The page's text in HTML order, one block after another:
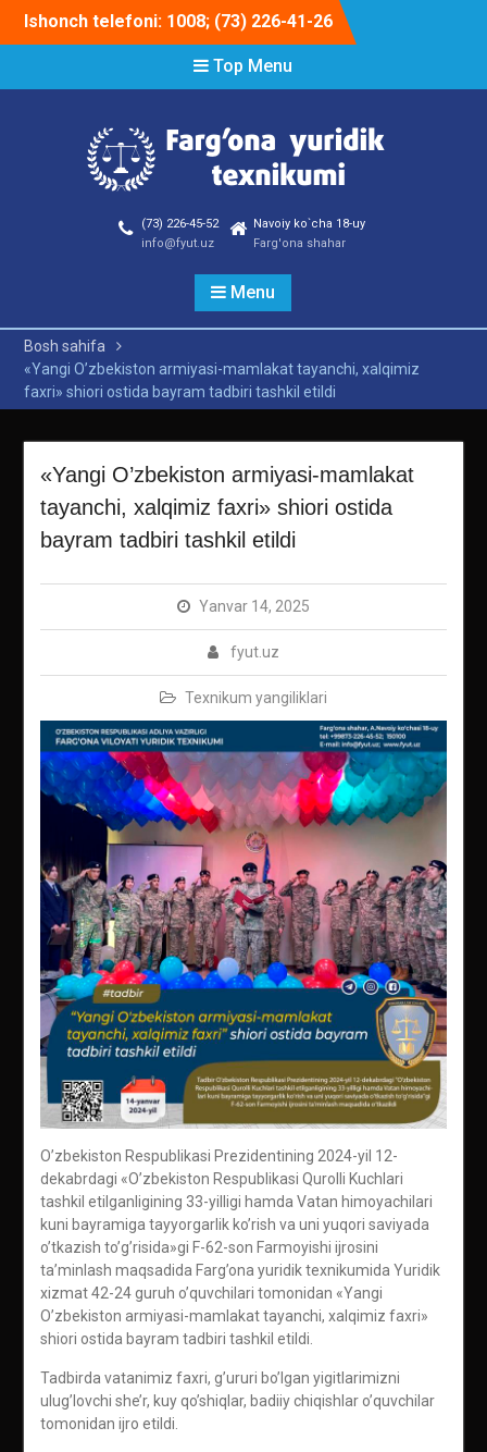
Ishonch telefoni: 1008; (73) 226-41-26
Top Menu
(73) 226-45-52
info@fyut.uz
Navoiy ko`cha 18-uy
Farg'ona shahar
Menu
Bosh sahifa
«Yangi O’zbekiston armiyasi-mamlakat tayanchi, xalqimiz
faxri» shiori ostida bayram tadbiri tashkil etildi
«Yangi O’zbekiston armiyasi-mamlakat
tayanchi, xalqimiz faxri» shiori ostida
bayram tadbiri tashkil etildi
Yanvar 14, 2025
fyut.uz
Texnikum yangiliklari
O’zbekiston Respublikasi Prezidentining 2024-yil 12-
dekabrdagi «O’zbekiston Respublikasi Qurolli Kuchlari
tashkil etilganligining 33-yilligi hamda Vatan himoyachilari
kuni bayramiga tayyorgarlik ko’rish va uni yuqori saviyada
o’tkazish to’g’risida»gi F-62-son Farmoyishi ijrosini
ta’minlash maqsadida Farg’ona yuridik texnikumida Yuridik
xizmat 42-24 guruh o’quvchilari tomonidan «Yangi
O’zbekiston armiyasi-mamlakat tayanchi, xalqimiz faxri»
shiori ostida bayram tadbiri tashkil etildi.
Tadbirda vatanimiz faxri, g’ururi bo’lgan yigitlarimizni
ulug’lovchi she’r, kuy qo’shiqlar, badiiy chiqishlar o’quvchilar
tomonidan ijro etildi.